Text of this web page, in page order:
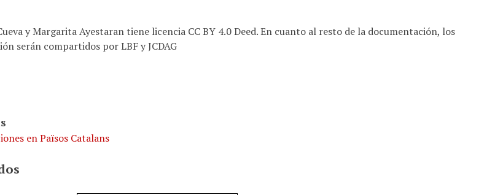
y Margarita Ayestaran tiene licencia CC BY 4.0 Deed. En cuanto al resto de la documentación, los
serán compartidos por LBF y JCDAG
en Països Catalans